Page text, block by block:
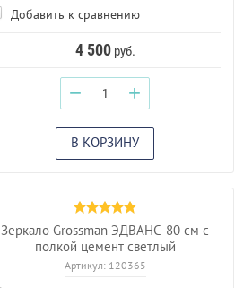
Добавить к сравнению
4 500руб.
− +
В КОРЗИНУ
Зеркало Grossman ЭДВАНС-80 см с
полкой цемент светлый
Артикул:120365